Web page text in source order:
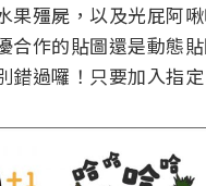
果殭屍，以及光屁阿
合作的貼圖還是動態
錯過囉！只要加入指